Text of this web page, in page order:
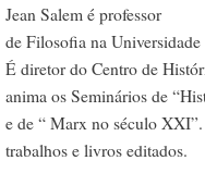
Jean Salem é professor
de Filosofia na
É diretor do Centro de
anima os Seminários de
e de “ Marx no século
trabalhos e livros editados.